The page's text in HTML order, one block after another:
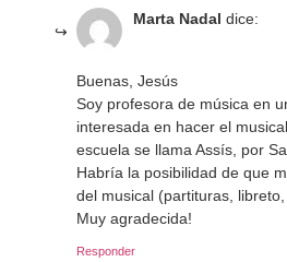
Marta Nadal dice:
Buenas, Jesús
Soy profesora de música en
interesada en hacer el
escuela se llama Assís, por
Habría la posibilidad de que
del musical (partituras,
Muy agradecida!
Responder